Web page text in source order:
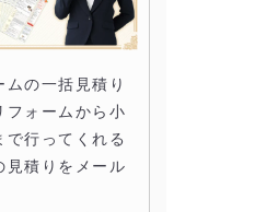
の一括見積り
フォームから小
で行ってくれる
見積りをメール